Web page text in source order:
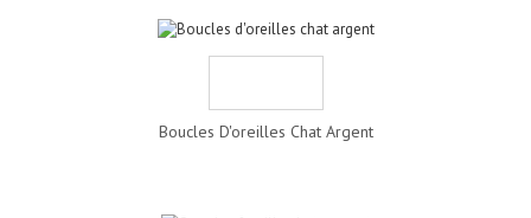
Boucles D'oreilles Chat Argent